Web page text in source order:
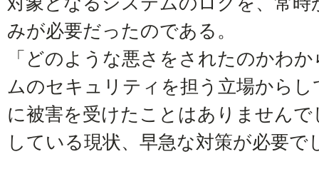
みが必要だったのである。
「どのような悪さをされたのかわ
ムのセキュリティを担う立場から
に被害を受けたことはありません
している現状、早急な対策が必要で